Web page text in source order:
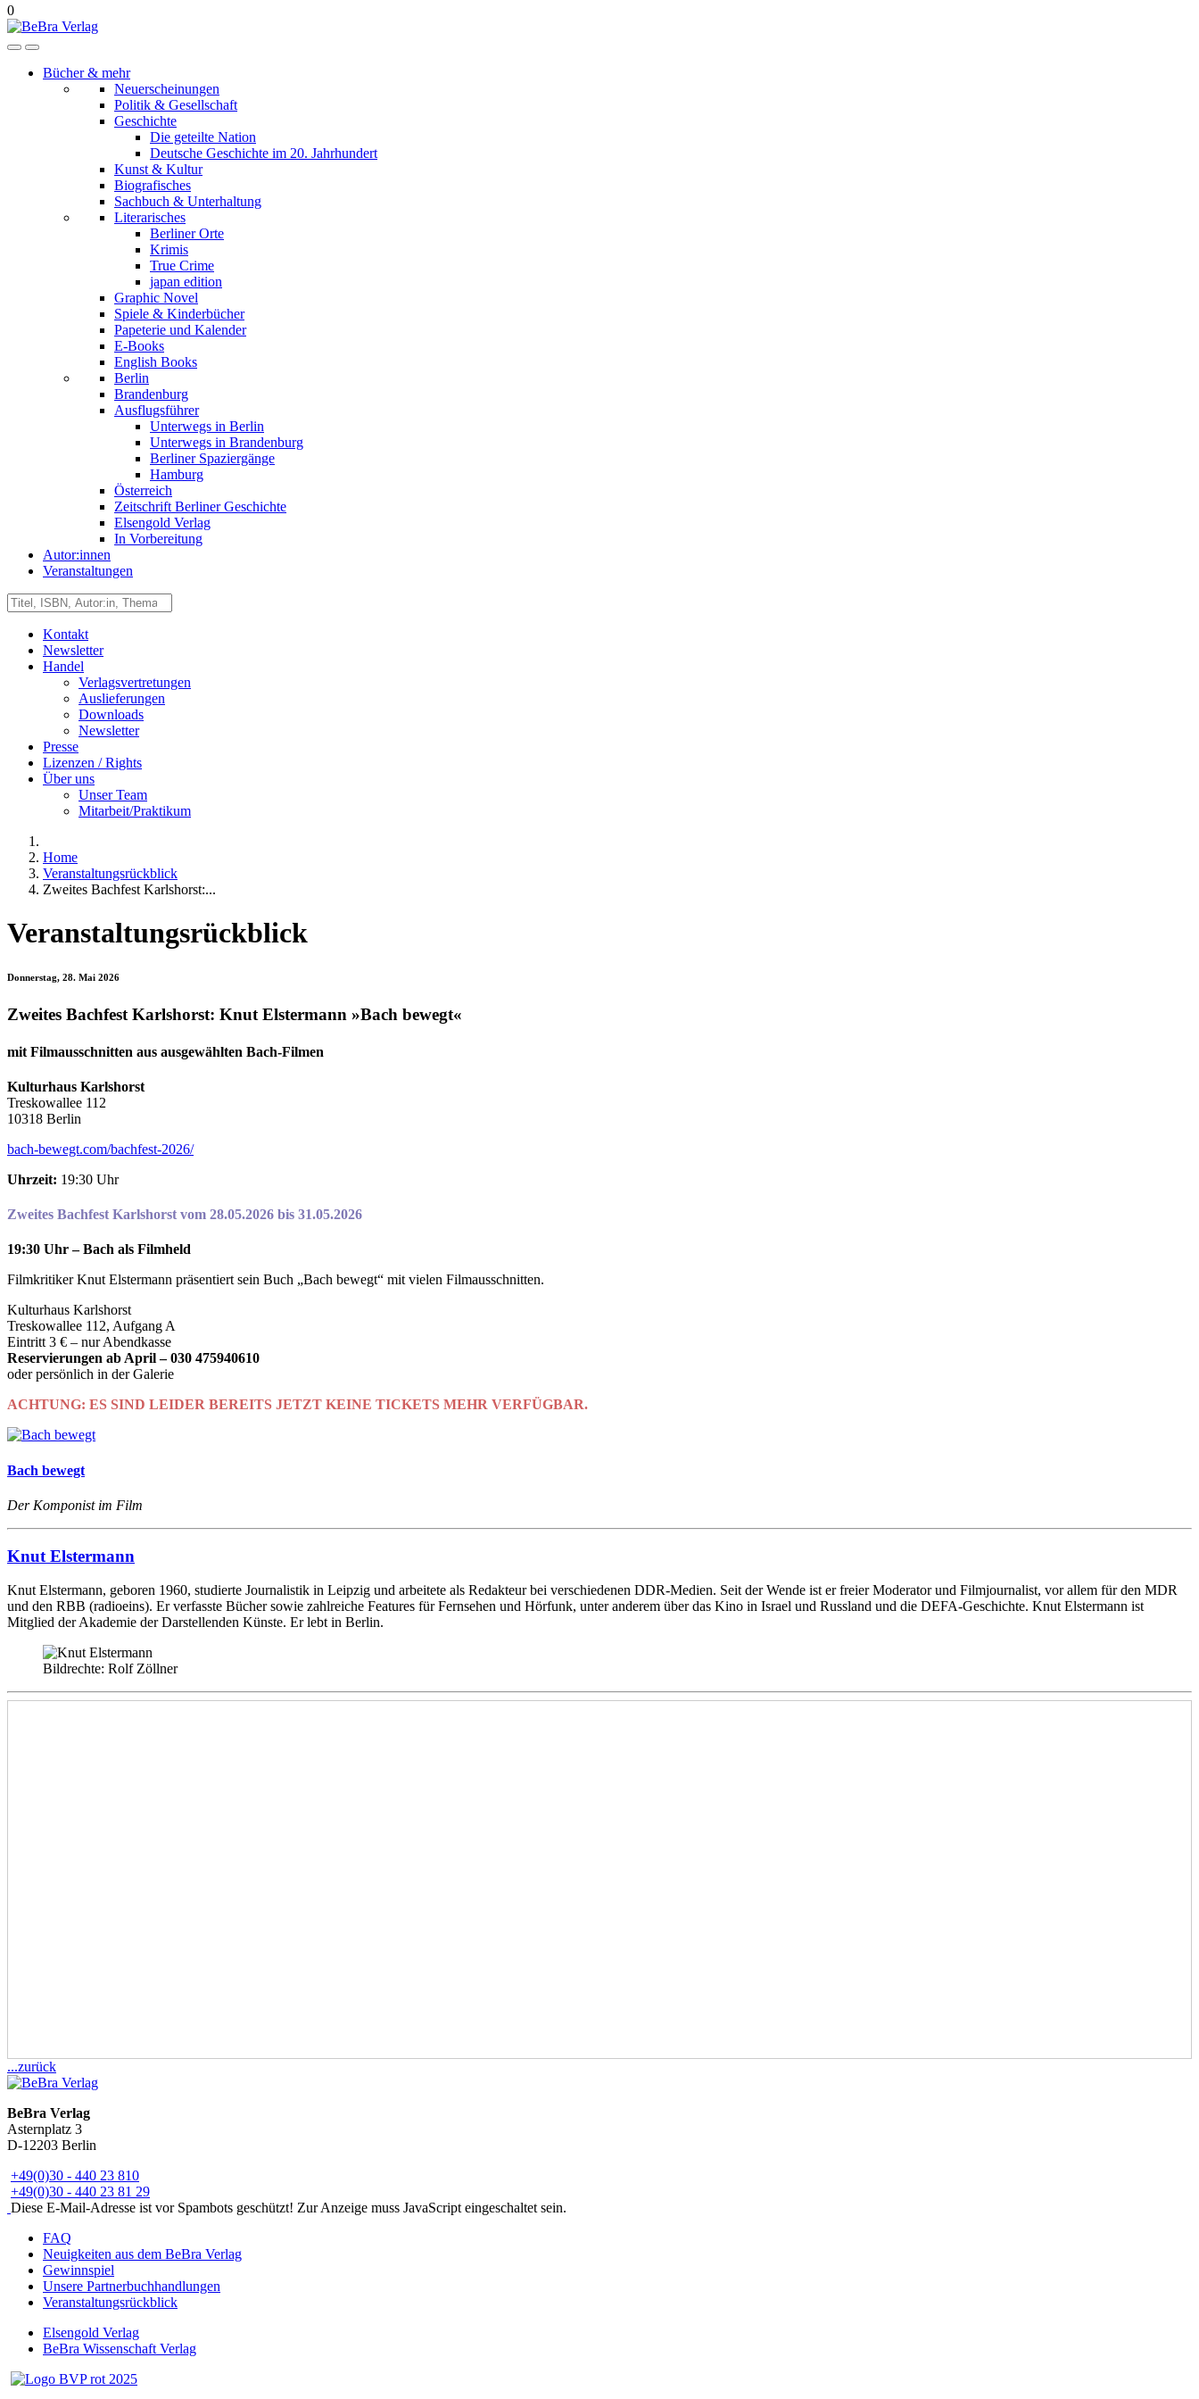
0
Bücher & mehr
Neuerscheinungen
Politik & Gesellschaft
Geschichte
Die geteilte Nation
Deutsche Geschichte im 20. Jahrhundert
Kunst & Kultur
Biografisches
Sachbuch & Unterhaltung
Literarisches
Berliner Orte
Krimis
True Crime
japan edition
Graphic Novel
Spiele & Kinderbücher
Papeterie und Kalender
E-Books
English Books
Berlin
Brandenburg
Ausflugsführer
Unterwegs in Berlin
Unterwegs in Brandenburg
Berliner Spaziergänge
Hamburg
Österreich
Zeitschrift Berliner Geschichte
Elsengold Verlag
In Vorbereitung
Autor:innen
Veranstaltungen
Kontakt
Newsletter
Handel
Verlagsvertretungen
Auslieferungen
Downloads
Newsletter
Presse
Lizenzen / Rights
Über uns
Unser Team
Mitarbeit/Praktikum
Home
Veranstaltungsrückblick
Zweites Bachfest Karlshorst:...
Veranstaltungsrückblick
Donnerstag, 28. Mai 2026
Zweites Bachfest Karlshorst: Knut Elstermann »Bach bewegt«
mit Filmausschnitten aus ausgewählten Bach-Filmen
Kulturhaus Karlshorst
Treskowallee 112
10318 Berlin
bach-bewegt.com/bachfest-2026/
Uhrzeit: 19:30 Uhr
Zweites Bachfest Karlshorst vom 28.05.2026 bis 31.05.2026
19:30 Uhr – Bach als Filmheld
Filmkritiker Knut Elstermann präsentiert sein Buch „Bach bewegt“ mit vielen Filmausschnitten.
Kulturhaus Karlshorst
Treskowallee 112, Aufgang A
Eintritt 3 € – nur Abendkasse
Reservierungen ab April – 030 475940610
oder persönlich in der Galerie
ACHTUNG: ES SIND LEIDER BEREITS JETZT KEINE TICKETS MEHR VERFÜGBAR.
Bach bewegt
Der Komponist im Film
Knut Elstermann
Knut Elstermann, geboren 1960, studierte Journalistik in Leipzig und arbeitete als Redakteur bei verschiedenen DDR-Medien. Seit der Wende ist er freier Moderator und Filmjournalist, vor allem für den MDR
und den RBB (radioeins). Er verfasste Bücher sowie zahlreiche Features für Fernsehen und Hörfunk, unter anderem über das Kino in Israel und Russland und die DEFA-Geschichte. Knut Elstermann ist
Mitglied der Akademie der Darstellenden Künste. Er lebt in Berlin.
Bildrechte: Rolf Zöllner
...zurück
BeBra Verlag
Asternplatz 3
D-12203 Berlin
+49(0)30 - 440 23 810
+49(0)30 - 440 23 81 29
Diese E-Mail-Adresse ist vor Spambots geschützt! Zur Anzeige muss JavaScript eingeschaltet sein.
FAQ
Neuigkeiten aus dem BeBra Verlag
Gewinnspiel
Unsere Partnerbuchhandlungen
Veranstaltungsrückblick
Elsengold Verlag
BeBra Wissenschaft Verlag